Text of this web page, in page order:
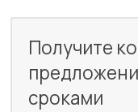
Получите
сроками